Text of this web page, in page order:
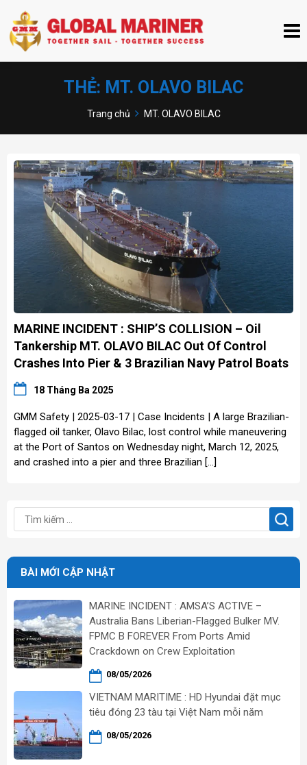
THẺ: MT. OLAVO BILAC
Trang chủ MT. OLAVO BILAC
MARINE INCIDENT : SHIP’S COLLISION – Oil
Tankership MT. OLAVO BILAC Out Of Control
Crashes Into Pier & 3 Brazilian Navy Patrol Boats
18 Tháng Ba 2025
GMM Safety | 2025-03-17 | Case Incidents | A large Brazilian-
flagged oil tanker, Olavo Bilac, lost control while maneuvering
at the Port of Santos on Wednesday night, March 12, 2025,
and crashed into a pier and three Brazilian […]
BÀI MỚI CẬP NHẬT
MARINE INCIDENT : AMSA’S ACTIVE –
Australia Bans Liberian-Flagged Bulker MV.
FPMC B FOREVER From Ports Amid
Crackdown on Crew Exploitation
08/05/2026
VIETNAM MARITIME : HD Hyundai đặt mục
tiêu đóng 23 tàu tại Việt Nam mỗi năm
08/05/2026